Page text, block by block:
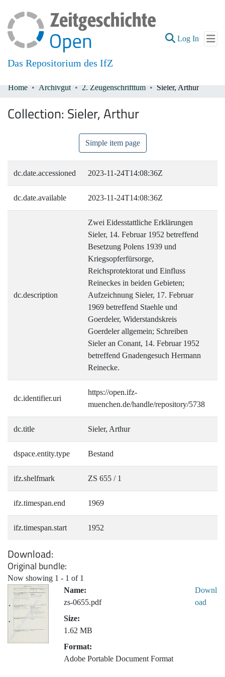
Das Repositorium des IfZ
Log In (current)
All of DSpace
Home Archivgut 2. Zeugenschrifttum Sieler, Arthur
Collection: Sieler, Arthur
Simple item page
dc.date.accessioned 2023-11-24T14:08:36Z
dc.date.available 2023-11-24T14:08:36Z
dc.description
Zwei Eidesstattliche Erklärungen
Sieler, 14. Februar 1952 betreffend
Besetzung Polens 1939 und
Kriegsopferfürsorge,
Reichsprotektorat und Einfluss
Reineckes in beiden Gebieten;
Aufzeichnung Sieler, 17. Februar
1969 betreffend Staehle und
Goerdeler, Widerstandskreis
Goerdeler allgemein; Schreiben
Sieler an Conant, 14. Februar 1952
betreffend Gnadengesuch Hermann
Reinecke.
dc.identifier.uri
https://open.ifz-
muenchen.de/handle/repository/5738
dc.title Sieler, Arthur
dspace.entity.type Bestand
ifz.shelfmark ZS 655 / 1
ifz.timespan.end 1969
ifz.timespan.start 1952
Download
Original bundle
Now showing 1 - 1 of 1
Name:
zs-0655.pdf
Size:
1.62 MB
Format:
Adobe Portable Document Format
Downl
oad